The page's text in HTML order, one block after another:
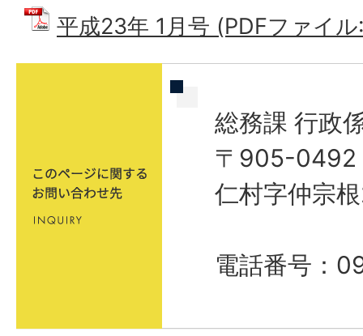
平成23年 1月号 (PDFファイ
総務課 行政
〒905-0492
仁村字仲宗
電話番号：